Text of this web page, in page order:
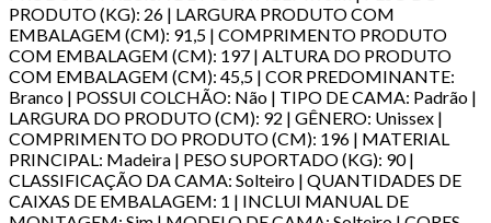
PRODUTO (KG): 26 | LARGURA PRODUTO COM
EMBALAGEM (CM): 91,5 | COMPRIMENTO PRODUTO
COM EMBALAGEM (CM): 197 | ALTURA DO PRODUTO
COM EMBALAGEM (CM): 45,5 | COR PREDOMINANTE:
Branco | POSSUI COLCHÃO: Não | TIPO DE CAMA: Padrão |
LARGURA DO PRODUTO (CM): 92 | GÊNERO: Unissex |
COMPRIMENTO DO PRODUTO (CM): 196 | MATERIAL
PRINCIPAL: Madeira | PESO SUPORTADO (KG): 90 |
CLASSIFICAÇÃO DA CAMA: Solteiro | QUANTIDADES DE
CAIXAS DE EMBALAGEM: 1 | INCLUI MANUAL DE